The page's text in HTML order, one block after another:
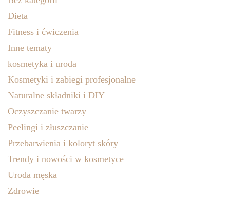
Dieta
Fitness i ćwiczenia
Inne tematy
kosmetyka i uroda
Kosmetyki i zabiegi profesjonalne
Naturalne składniki i DIY
Oczyszczanie twarzy
Peelingi i złuszczanie
Przebarwienia i koloryt skóry
Trendy i nowości w kosmetyce
Uroda męska
Zdrowie